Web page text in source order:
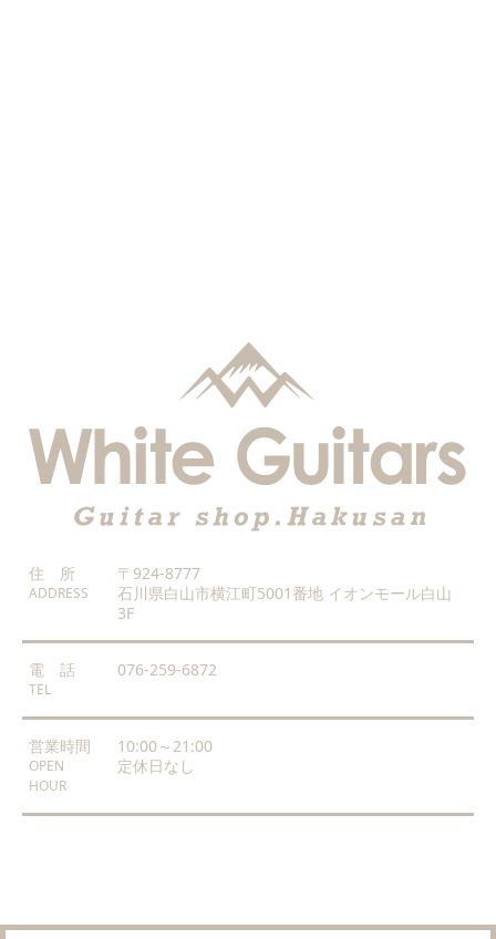
住 所
ADDRESS
〒924-8777
石川県白山市横江町5001番地 イオンモール白山
3F
電 話
TEL
076-259-6872
営業時間
OPEN
HOUR
10:00～21:00
定休日なし